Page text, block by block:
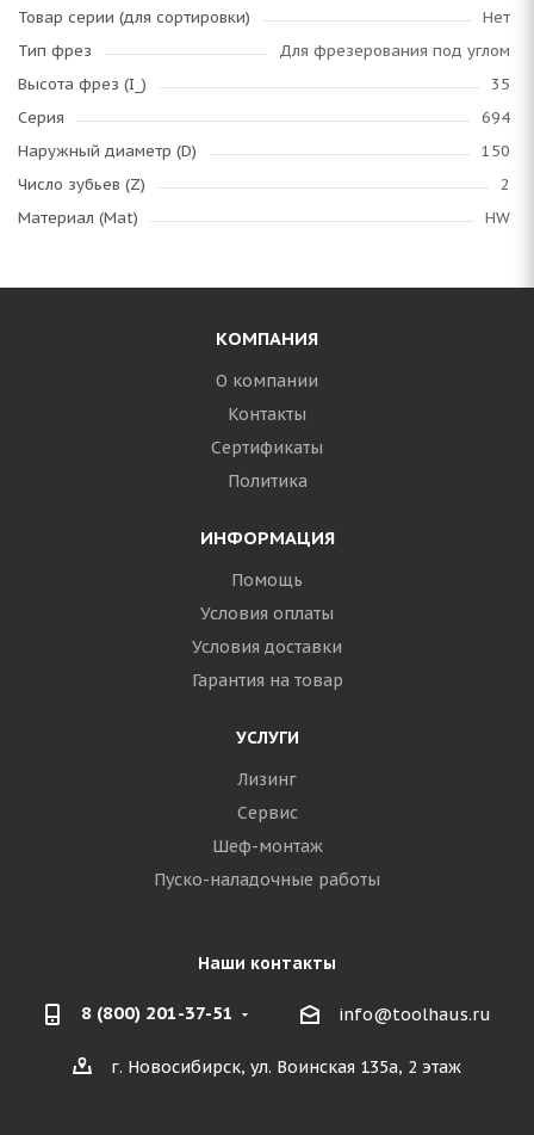
Товар серии (для сортировки)
Нет
Тип фрез
Для фрезерования под углом
Высота фрез (I_)
35
Серия
694
Наружный диаметр (D)
150
Число зубьев (Z)
2
Материал (Mat)
HW
КОМПАНИЯ
О компании
Контакты
Сертификаты
Политика
ИНФОРМАЦИЯ
Помощь
Условия оплаты
Условия доставки
Гарантия на товар
УСЛУГИ
Лизинг
Сервис
Шеф-монтаж
Пуско-наладочные работы
Наши контакты
8 (800) 201-37-51 info@toolhaus.ru
г. Новосибирск, ул. Воинская 135а, 2 этаж